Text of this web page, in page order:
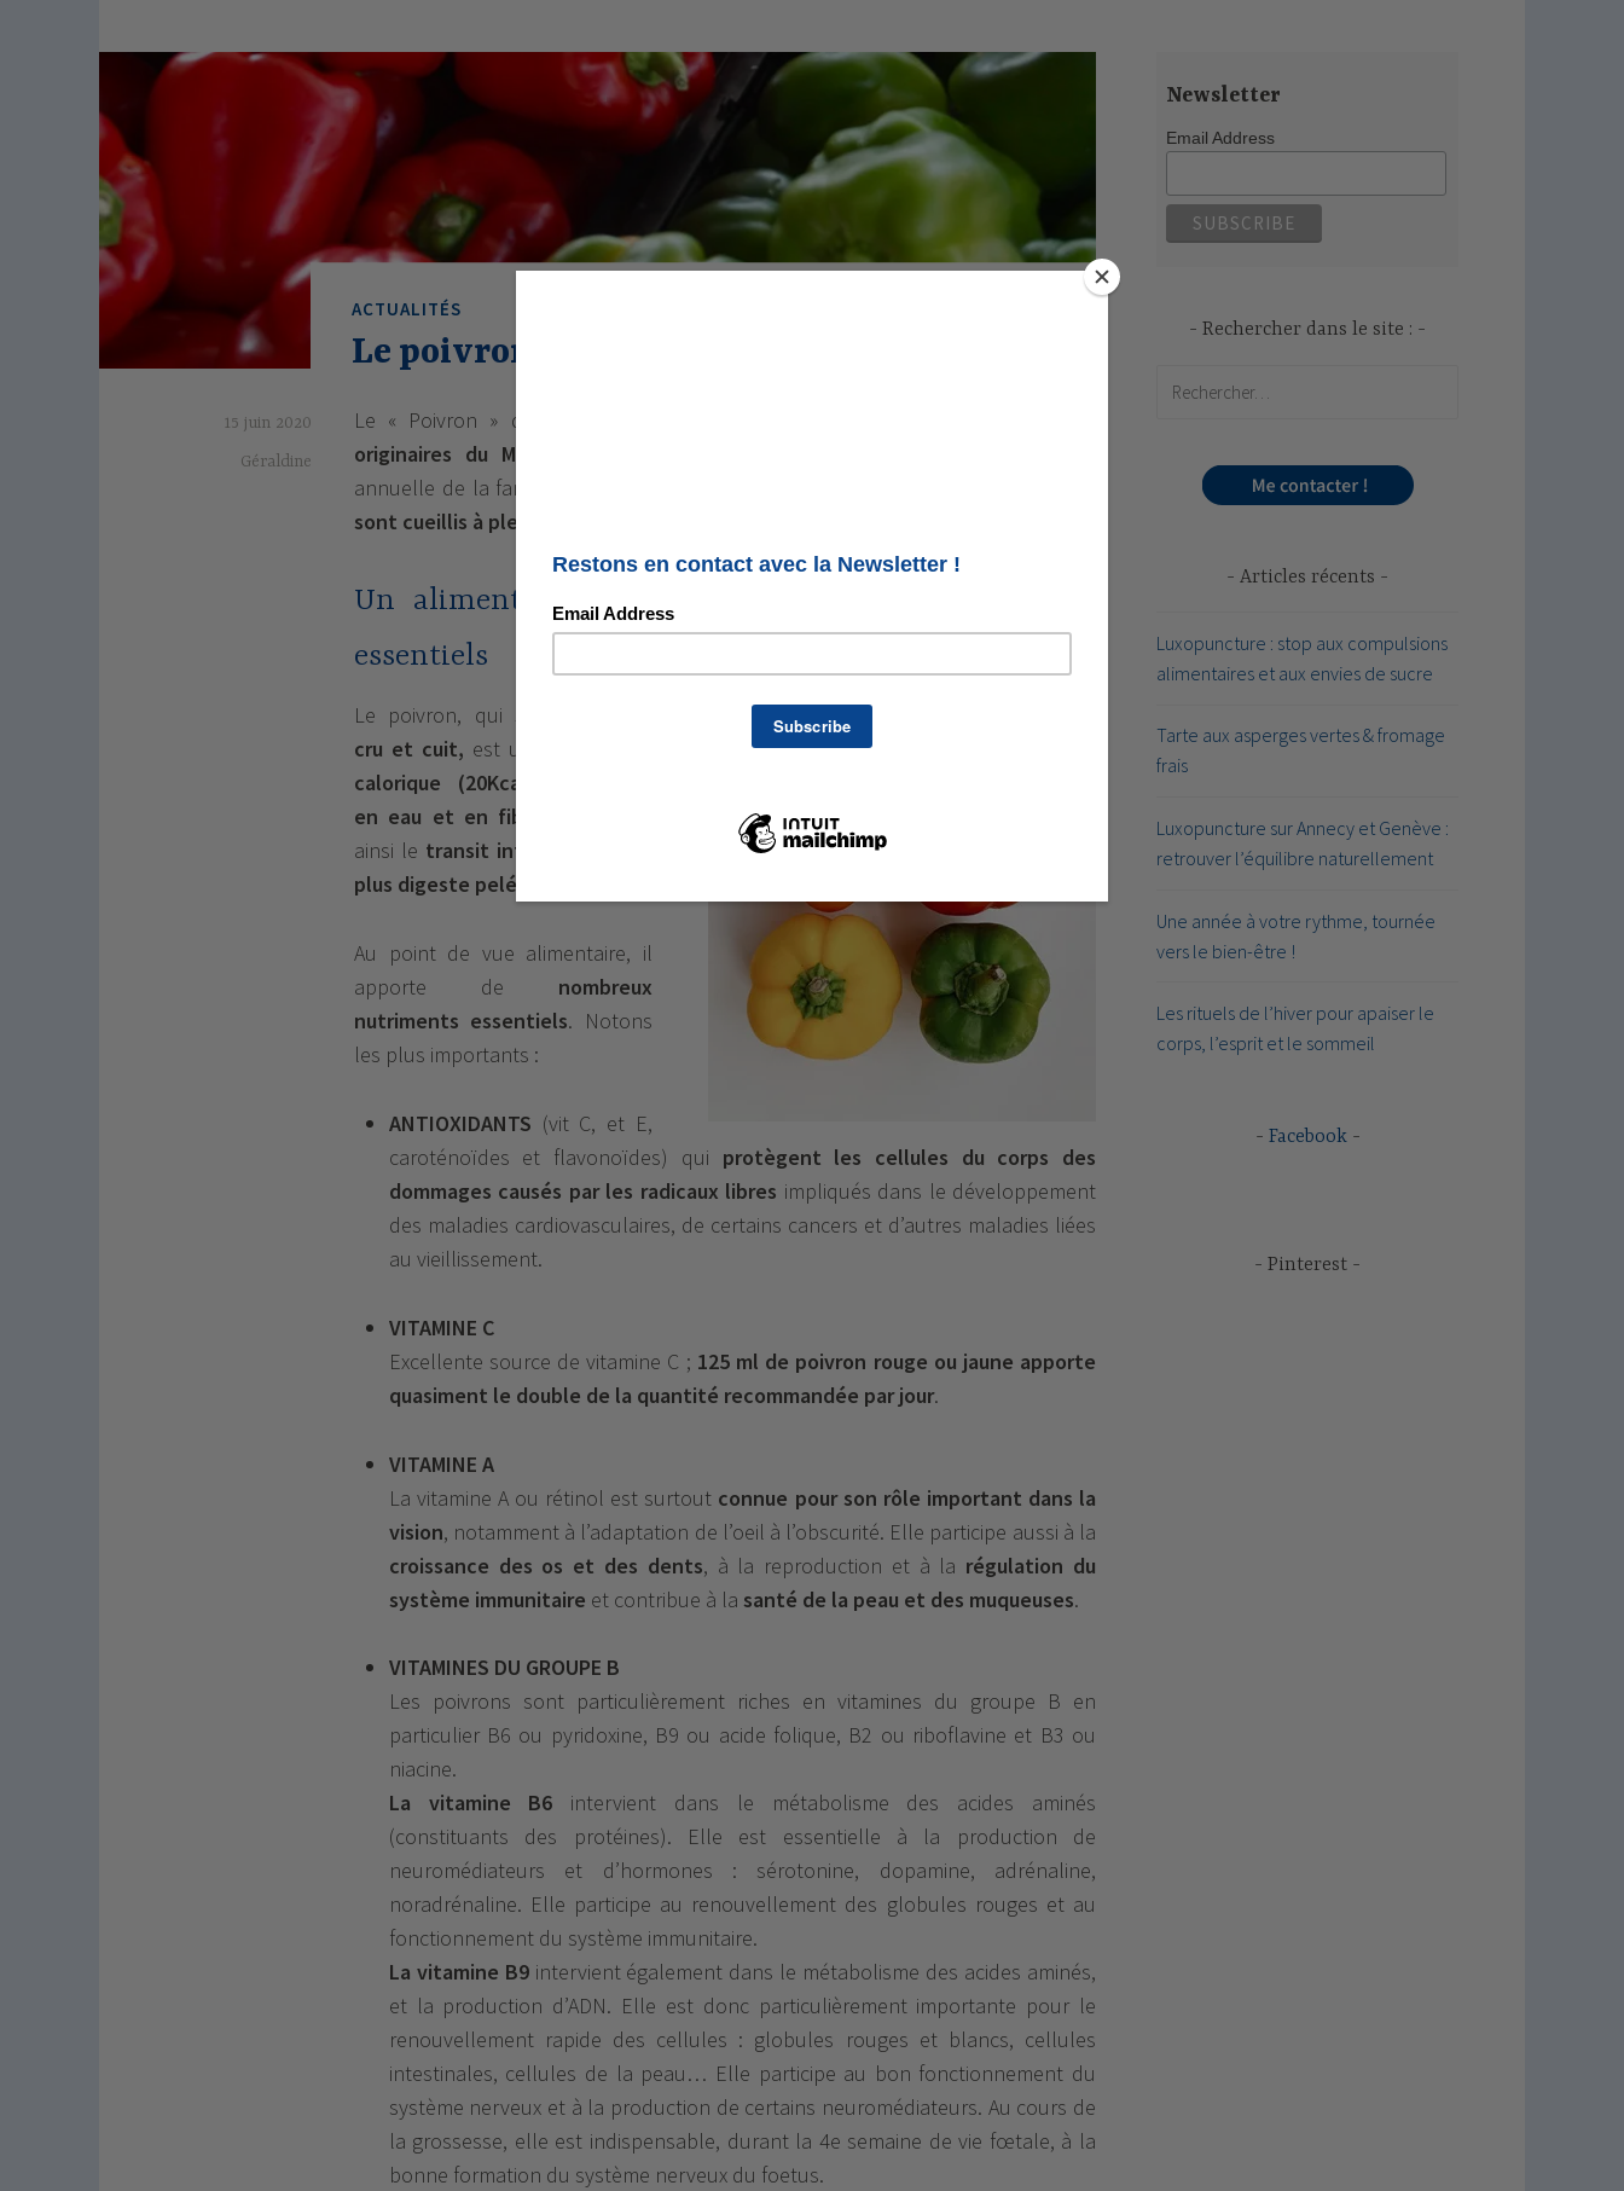
ACTUALITÉS
Le poivron et ses bienfaits
15 juin 2020
Géraldine
Le « Poivron » désigne des
originaires du Mexique, d’Amérique centrale et du sud
annuelle de la famille des Solanacées.
sont cueillis à pleine maturité ce qui n’est pas le cas du poivron vert
Un aliment peu calorique et plein de nutriments
essentiels
Le poivron, qui
cru et cuit, est un aliment
calorique (20Kcal/100g)
en eau et en fibres
ainsi le transit intestinal
plus digeste pelé.
Au point de vue alimentaire, il
apporte de nombreux
nutriments essentiels. Notons
les plus importants :
ANTIOXIDANTS (vit C, et E,
caroténoïdes et flavonoïdes) qui protègent les cellules du corps des
dommages causés par les radicaux libres impliqués dans le développement
des maladies cardiovasculaires, de certains cancers et d’autres maladies liées
au vieillissement.
VITAMINE C
Excellente source de vitamine C ; 125 ml de poivron rouge ou jaune apporte
quasiment le double de la quantité recommandée par jour.
VITAMINE A
La vitamine A ou rétinol est surtout connue pour son rôle important dans la
vision, notamment à l’adaptation de l’oeil à l’obscurité. Elle participe aussi à la
croissance des os et des dents, à la reproduction et à la régulation du
système immunitaire et contribue à la santé de la peau et des muqueuses.
VITAMINES DU GROUPE B
Les poivrons sont particulièrement riches en vitamines du groupe B en
particulier B6 ou pyridoxine, B9 ou acide folique, B2 ou riboflavine et B3 ou
niacine.
La vitamine B6 intervient dans le métabolisme des acides aminés
(constituants des protéines). Elle est essentielle à la production de
neuromédiateurs et d’hormones : sérotonine, dopamine, adrénaline,
noradrénaline. Elle participe au renouvellement des globules rouges et au
fonctionnement du système immunitaire.
La vitamine B9intervient également dans le métabolisme des acides aminés,
et la production d’ADN. Elle est donc particulièrement importante pour le
renouvellement rapide des cellules : globules rouges et blancs, cellules
intestinales, cellules de la peau… Elle participe au bon fonctionnement du
système nerveux et à la production de certains neuromédiateurs. Au cours de
la grossesse, elle est indispensable, durant la 4e semaine de vie fœtale, à la
bonne formation du système nerveux du foetus.
Newsletter
Email Address
Rechercher dans le site :
Articles récents
Luxopuncture : stop aux compulsions
alimentaires et aux envies de sucre
Tarte aux asperges vertes & fromage
frais
Luxopuncture sur Annecy et Genève :
retrouver l’équilibre naturellement
Une année à votre rythme, tournée
vers le bien-être !
Les rituels de l’hiver pour apaiser le
corps, l’esprit et le sommeil
Facebook
Pinterest